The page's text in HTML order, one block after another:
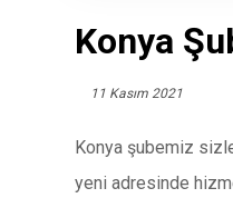
Konya
11 Kasım 2021
Konya şubemiz
yeni adresinde